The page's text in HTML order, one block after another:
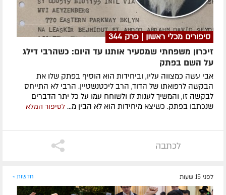
סיפורים מכלי ראשון | פרק 344
זיכרון משפחתי שמסעיר אותנו עד היום: כשהרבי דילג
על השם בפתק
אבי עשה כמצווה עליו, וביחידות הוא הוסיף בפתק שלו את
הבקשה לרפואתו של הדוד, הרב ליכטנשטיין. הרבי לא התייחס
לבקשה זו, והמשיך לענות לו ולשוחח עמו על כל יתר הדברים
שנכתבו בפתק. כשיצא מיחידות הוא לא הבין מ... לסיפור המלא
לכתבה
לפני 15 שעות חדשות »